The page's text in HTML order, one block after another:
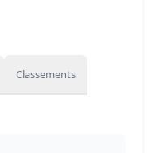
Classements